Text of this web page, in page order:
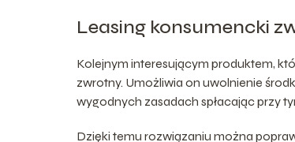
Leasing konsumencki
Kolejnym interesującym produktem,
zwrotny. Umożliwia on uwolnienie
wygodnych zasadach spłacając przy
Dzięki temu rozwiązaniu można